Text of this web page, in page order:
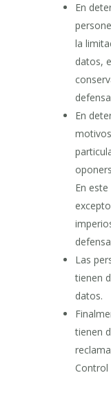
En
la
datos,
En
En
Las
tienen
datos.
tienen
Control